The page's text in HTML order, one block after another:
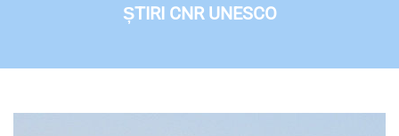
ȘTIRI CNR UNESCO